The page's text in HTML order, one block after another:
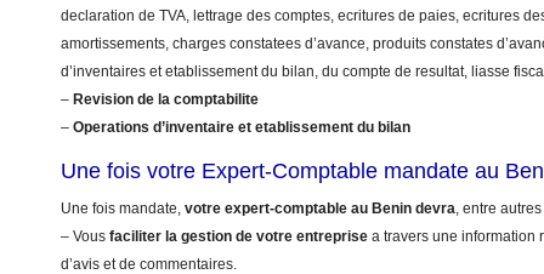
declaration de TVA, lettrage des comptes, ecritures de paies, ecritures
amortissements, charges constatees d’avance, produits constates
d’inventaires et etablissement du bilan, du compte de resultat, liasse
– Revision de la comptabilite
– Operations d’inventaire et etablissement du bilan
Une fois votre Expert-Comptable mandate au
Une fois mandate, votre expert-comptable au Benin devra, entre
– Vous faciliter la gestion de votre entreprise a travers une information
d’avis et de commentaires.